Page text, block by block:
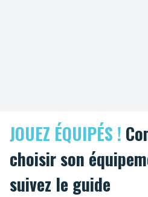
JOUEZ ÉQUIPÉS !
choisir son
suivez le guide